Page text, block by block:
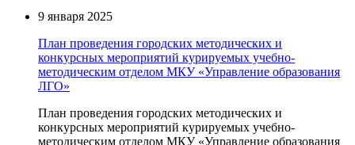
9 января 2025
План проведения городских методических и
конкурсных мероприятий курируемых учебно-
методическим отделом МКУ «Управление образования
ЛГО»
План проведения городских методических и
конкурсных мероприятий курируемых учебно-
методическим отделом МКУ «Управление образования